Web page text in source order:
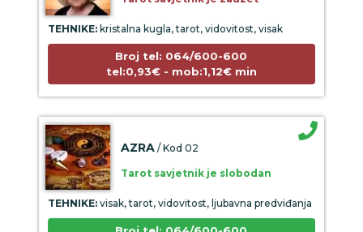
TEHNIKE: kristalna kugla, tarot, vidovitost, visak
Broj tel: 064/600-600
tel:0,93€ - mob:1,12€ min
AZRA / Kod 02
Tarot savjetnik je slobodan
TEHNIKE: visak, tarot, vidovitost, ljubavna predviđanja
Broj tel: 064/600-600